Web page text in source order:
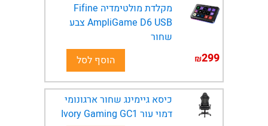
מקלדת מולטימדיה Fifine
AmpliGame D6 USB צבע
שחור
299
₪ הוסף לסל
כיסא גיימינג שחור ארגונומי
דמוי עור Ivory Gaming GC1